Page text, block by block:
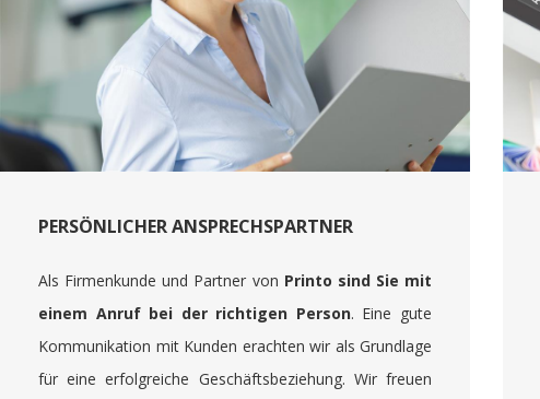
PERSÖNLICHER ANSPRECHSPARTNER
Als Firmenkunde und Partner von Printo sind Sie mit
einem Anruf bei der richtigen Person. Eine gute
Kommunikation mit Kunden erachten wir als Grundlage
für eine erfolgreiche Geschäftsbeziehung. Wir freuen